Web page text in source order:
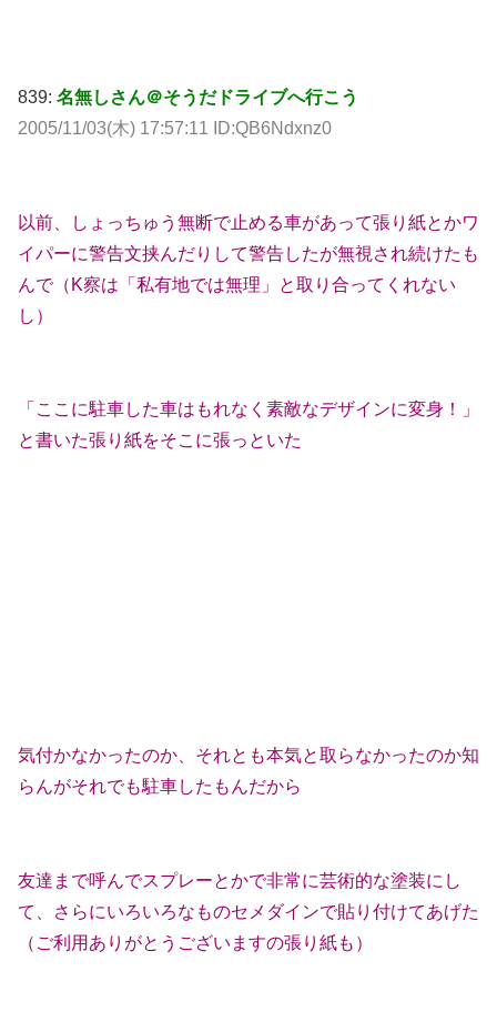
839: 名無しさん＠そうだドライブへ行こう
2005/11/03(木) 17:57:11 ID:QB6Ndxnz0
以前、しょっちゅう無断で止める車があって張り紙とかワ
イパーに警告文挟んだりして警告したが無視され続けたも
んで（K察は「私有地では無理」と取り合ってくれない
し）
「ここに駐車した車はもれなく素敵なデザインに変身！」
と書いた張り紙をそこに張っといた
気付かなかったのか、それとも本気と取らなかったのか知
らんがそれでも駐車したもんだから
友達まで呼んでスプレーとかで非常に芸術的な塗装にし
て、さらにいろいろなものセメダインで貼り付けてあげた
（ご利用ありがとうございますの張り紙も）